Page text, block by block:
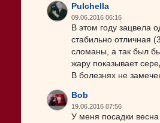
Pulchella
09.06.2016 06:16
В этом году зацвела
стабильно отличная
сломаны, а так был
жару показывает
В болезнях не
Bob
19.06.2016 07:56
У меня посадки